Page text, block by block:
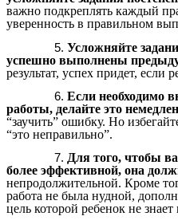
важно подкреплять каждый
уверенность в правильном
Усложняйте
успешно выполнены
результат, успех придет, если
Если необходимо
работы, делайте это
“заучить” ошибку. Но
“это неправильно”.
Для того, чтобы
более эффективной, она
непродолжительной. Кроме
работа не была нудной,
цель которой ребенок не